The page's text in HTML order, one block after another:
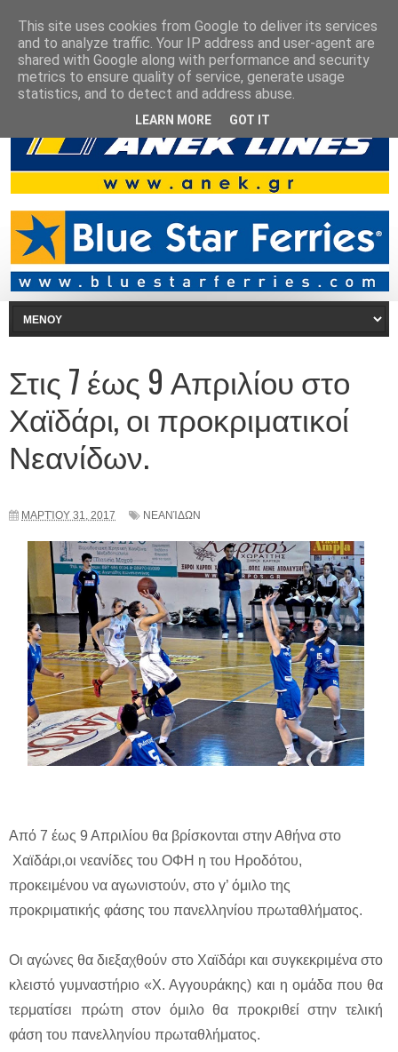
Στις 7 έως 9 Απριλίου στο
Χαϊδάρι, οι προκριματικοί
Νεανίδων.
ΜΑΡΤΊΟΥ 31, 2017 ΝΕΑΝΊΔΩΝ
Από 7 έως 9 Απριλίου θα βρίσκονται στην Αθήνα στο
Χαϊδάρι,οι νεανίδες του ΟΦΗ η του Ηροδότου,
προκειμένου να αγωνιστούν, στο γ’ όμιλο της
προκριματικής φάσης του πανελληνίου πρωταθλήματος.
Οι αγώνες θα διεξαχθούν στο Χαϊδάρι και συγκεκριμένα στο
κλειστό γυμναστήριο «Χ. Αγγουράκης) και η ομάδα που θα
τερματίσει πρώτη στον όμιλο θα προκριθεί στην τελική
φάση του πανελληνίου πρωταθλήματος.
This site uses cookies from Google to deliver its services
and to analyze traffic. Your IP address and user-agent are
shared with Google along with performance and security
metrics to ensure quality of service, generate usage
statistics, and to detect and address abuse.
LEARN MORE GOT IT